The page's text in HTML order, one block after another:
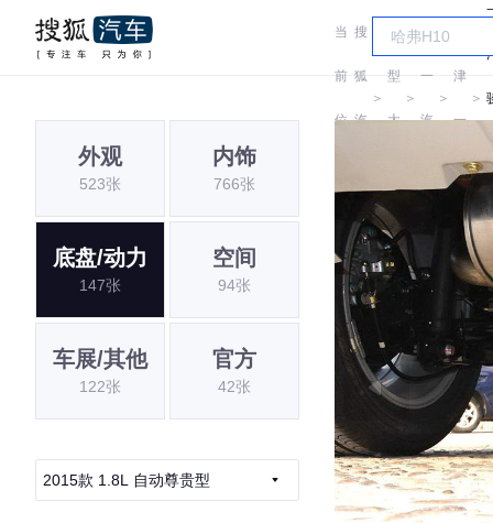
当
前
位
搜
狐
汽
＞
车
型
大
＞
一
汽
＞
津
一
汽
＞
外观
523张
内饰
766张
底盘/动力
147张
空间
94张
车展/其他
122张
官方
42张
2015款 1.8L 自动尊贵型